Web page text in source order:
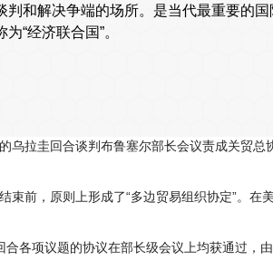
判和解决争端的场所。是当代最重要的
“经济联合国”。
乌拉圭回合谈判布鲁塞尔部长会议责成关贸
束前，原则上形成了“多边贸易组织协定”。在
各项议题的协议在部长级会议上均获通过，由